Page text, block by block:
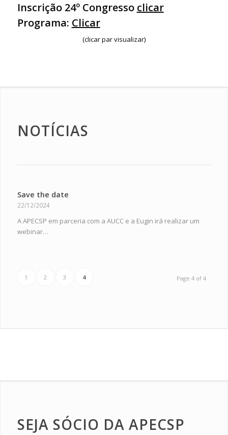
Inscrição 24º Congresso clicar
Programa: Clicar
(clicar par visualizar)
NOTÍCIAS
Save the date
22/12/2024
A APECSP em parceria com a AUCC e a Eugin irá realizar um
webinar…
Page 4 of 4
1 2 3 4
SEJA SÓCIO DA APECSP